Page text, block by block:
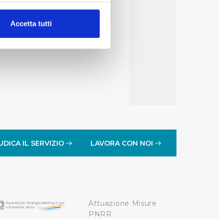
(impronte
che l’Utente ha fornito
i singoli cookie
Accetta tutti
IL SERVIZIO LAVORA CON NOI
Attuazione Misure
PNRR